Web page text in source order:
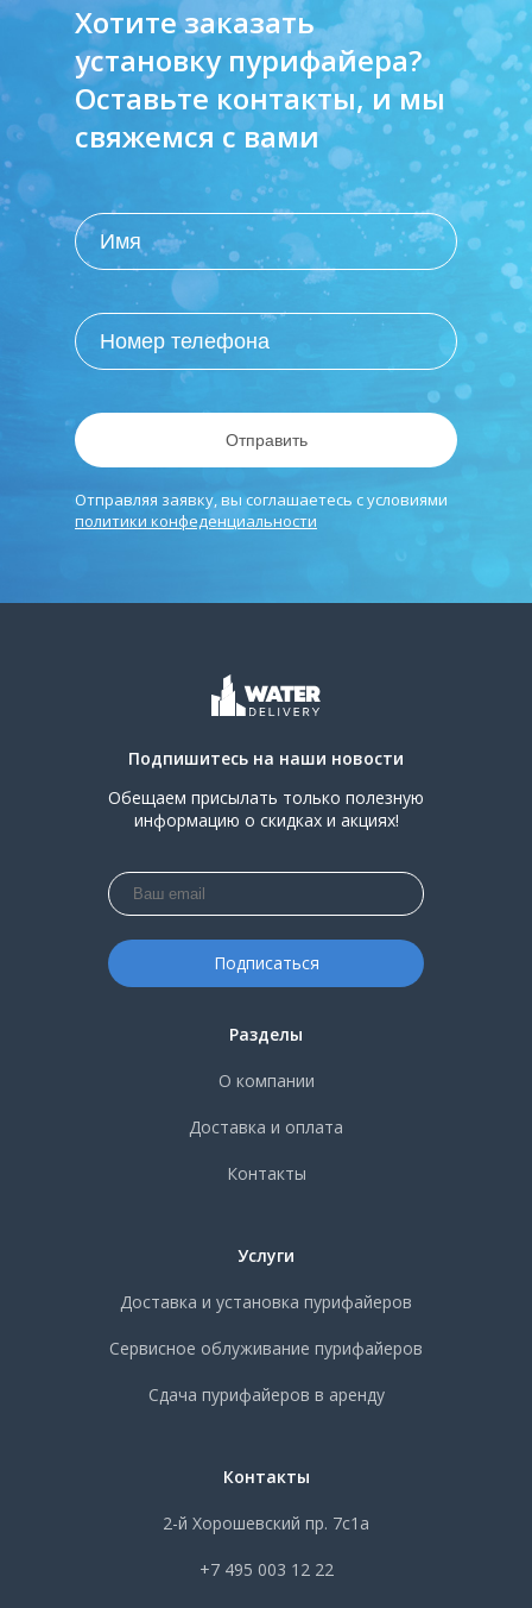
Хотите заказать
установку пурифайера?
Оставьте контакты, и мы
свяжемся с вами
Отправить
Отправляя заявку, вы соглашаетесь с условиями
политики конфеденциальности
Подпишитесь на наши новости
Обещаем присылать только полезную
информацию о скидках и акциях!
Разделы
О компании
Доставка и оплата
Контакты
Услуги
Доставка и установка пурифайеров
Сервисное облуживание пурифайеров
Сдача пурифайеров в аренду
Контакты
2-й Хорошевский пр. 7с1а
+7 495 003 12 22